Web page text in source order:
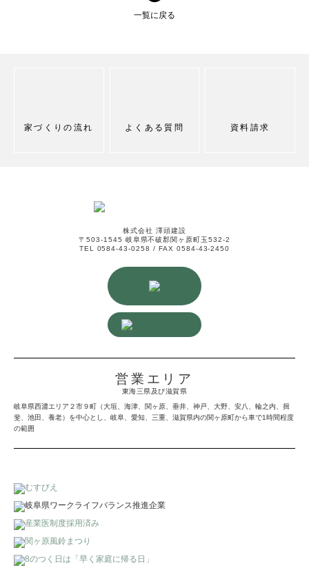
一覧に戻る
家づくりの流れ よくある質問 資料請求
株式会社 澤頭建設
〒503-1545 岐阜県不破郡関ヶ原町玉532-2
TEL 0584-43-0258 / FAX 0584-43-2450
営業エリア
東海三県及び滋賀県
岐阜県西濃エリア２市９町（大垣、海津、関ヶ原、垂井、神戸、大野、安八、輪之内、揖
斐、池田、養老）を中心とし、岐阜、愛知、三重、滋賀県内の関ヶ原町から車で1時間程度
の範囲